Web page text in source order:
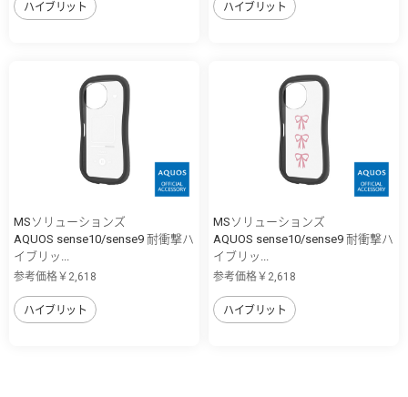
ハイブリット ハイブリット
MSソリューションズ
AQUOS sense10/sense9 耐衝撃ハ
イブリッ...
参考価格￥2,618
ハイブリット
MSソリューションズ
AQUOS sense10/sense9 耐衝撃ハ
イブリッ...
参考価格￥2,618
ハイブリット